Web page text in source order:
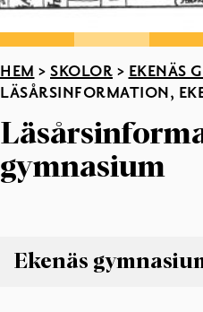
HEM > SKOLOR > EKENÄS
LÄSÅRSINFORMATION,
gymnasium
Ekenäs